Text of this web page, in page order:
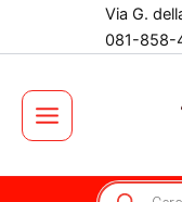
Via G.
081-858-
Main
Menu
Products